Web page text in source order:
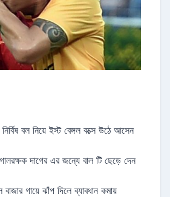
বল নিয়ে ইস্ট বেঙ্গল বক্সে উঠে আসেন
দাগের এর জন্যে বাল টি ছেড়ে দেন
গায়ে ঝাঁপ দিলে ব্যাবধান কমায়